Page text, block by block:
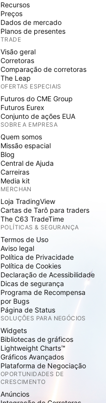
Recursos
Preços
Dados de mercado
Planos de presentes
TRADE
Visão geral
Corretoras
Comparação de corretoras
The Leap
OFERTAS ESPECIAIS
Futuros do CME Group
Futuros Eurex
Conjunto de ações EUA
SOBRE A EMPRESA
Quem somos
Missão espacial
Blog
Central de Ajuda
Carreiras
Media kit
MERCHAN
Loja TradingView
Cartas de Tarô para traders
The C63 TradeTime
POLÍTICAS & SEGURANÇA
Termos de Uso
Aviso legal
Política de Privacidade
Política de Cookies
Declaração de Acessibilidade
Dicas de segurança
Programa de Recompensa
por Bugs
Página de Status
SOLUÇÕES PARA NEGÓCIOS
Widgets
Bibliotecas de gráficos
Lightweight Charts™
Gráficos Avançados
Plataforma de Negociação
OPORTUNIDADES DE
CRESCIMENTO
Anúncios